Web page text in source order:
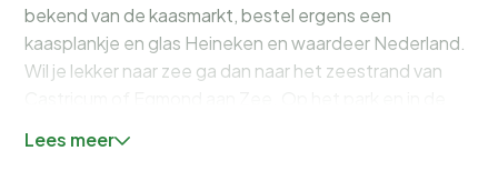
bekend van de kaasmarkt, bestel ergens een
kaasplankje en glas Heineken en waardeer Nederland.
Wil je lekker naar zee ga dan naar het zeestrand van
meerdere restaurants, fiets- en bootverhuur. Het park
Lees meer